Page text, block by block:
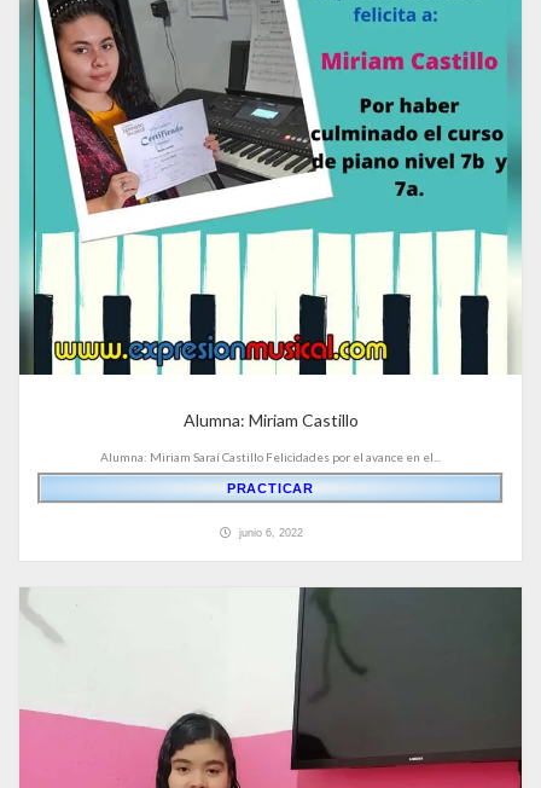
Alumna: Miriam Castillo
Alumna: Miriam Saraí Castillo Felicidades por el avance en el...
PRACTICAR
junio 6, 2022